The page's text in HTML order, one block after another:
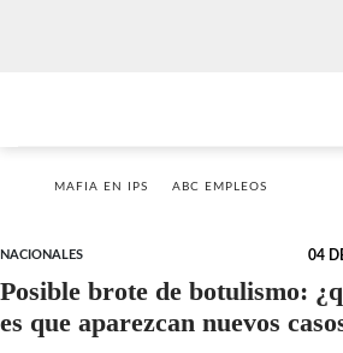
MAFIA EN IPS ABC EMPLEOS
NACIONALES 04
Posible brote de botulismo:
es que aparezcan nuevos